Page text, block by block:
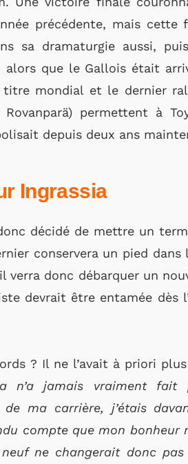
précédente, mais
sa dramaturgie aussi,
que le Gallois était
titre mondial et le dernier
Rovanparä) permettent à
depuis deux ans
Ingrassia
décidé de mettre un
conservera un pied
verra donc débarquer un
devrait être entamée dès
? Il ne l’avait à priori
n’a jamais vraiment fait
de ma carrière, j’étais
compte que mon
ne changerait donc